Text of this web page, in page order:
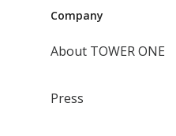
Company
About TOWER ONE
Press